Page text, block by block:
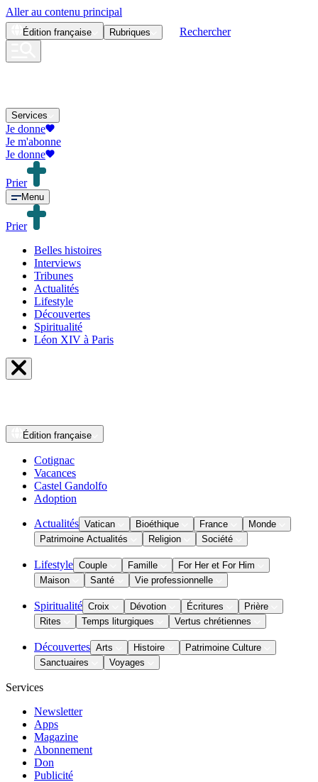
Aller au contenu principal
Édition française Rubriques Rechercher
Services
Je donne
Je m'abonne
Je donne
Prier
Menu
Prier
Belles histoires
Interviews
Tribunes
Actualités
Lifestyle
Découvertes
Spiritualité
Léon XIV à Paris
Édition française
Cotignac
Vacances
Castel Gandolfo
Adoption
Actualités Vatican Bioéthique France
Monde
Patrimoine Actualités
Religion Société
Lifestyle Couple Famille
For Her et For Him
Maison
Santé Vie professionnelle
Spiritualité Croix Dévotion Écritures
Prière
Rites
Temps liturgiques Vertus chrétiennes
Découvertes Arts Histoire
Patrimoine Culture
Sanctuaires
Voyages
Services
Newsletter
Apps
Magazine
Abonnement
Don
Publicité